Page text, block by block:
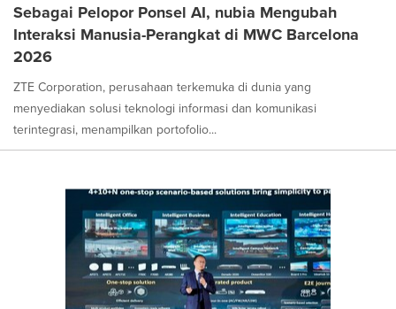
Sebagai Pelopor Ponsel AI, nubia Mengubah
Interaksi Manusia-Perangkat di MWC Barcelona
2026
ZTE Corporation, perusahaan terkemuka di dunia yang
menyediakan solusi teknologi informasi dan komunikasi
terintegrasi, menampilkan portofolio...